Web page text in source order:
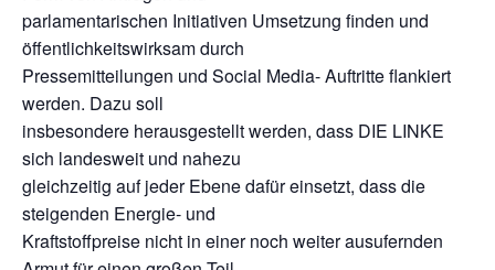
parlamentarischen Initiativen Umsetzung finden und
öffentlichkeitswirksam durch
Pressemitteilungen und Social Media- Auftritte flankiert
werden. Dazu soll
insbesondere herausgestellt werden, dass DIE LINKE
sich landesweit und nahezu
gleichzeitig auf jeder Ebene dafür einsetzt, dass die
steigenden Energie- und
Kraftstoffpreise nicht in einer noch weiter ausufernden